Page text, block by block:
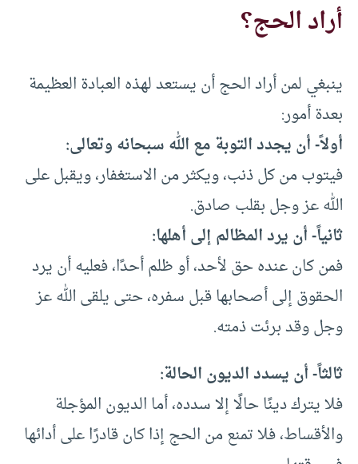
أراد الحج؟
ينبغي لمن أراد الحج أن يستعد لهذه العبادة العظيمة
بعدة أمور:
أولاً- أن يجدد التوبة مع الله سبحانه وتعالى:
فيتوب من كل ذنب، ويكثر من الاستغفار، ويقبل على
الله عز وجل بقلب صادق.
ثانياً- أن يرد المظالم إلى أهلها:
فمن كان عنده حق لأحد، أو ظلم أحدًا، فعليه أن يرد
الحقوق إلى أصحابها قبل سفره، حتى يلقى الله عز
وجل وقد برئت ذمته.
ثالثاً- أن يسدد الديون الحالة:
فلا يترك دينًا حالًا إلا سدده، أما الديون المؤجلة
والأقساط، فلا تمنع من الحج إذا كان قادرًا على أدائها